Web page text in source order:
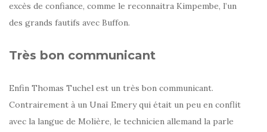
excès de confiance, comme le reconnaitra Kimpembe, l’un
des grands fautifs avec Buffon.
Très bon communicant
Enfin Thomas Tuchel est un très bon communicant.
Contrairement à un Unaï Emery qui était un peu en conflit
avec la langue de Molière, le technicien allemand la parle